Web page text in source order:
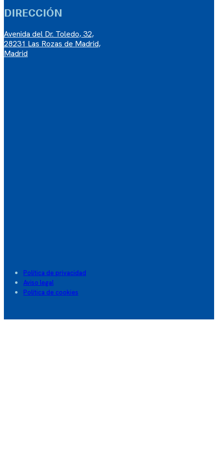
DIRECCIÓN
Avenida del Dr. Toledo, 32,
28231 Las Rozas de Madrid,
Madrid
Política de privacidad
Aviso legal
Política de cookies